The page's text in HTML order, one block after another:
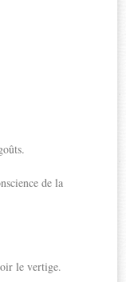
de la
le vertige.